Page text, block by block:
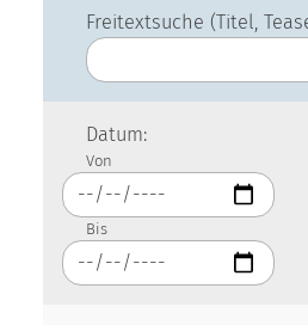
Freitextsuche (Titel,
Datum:
Von
Bis